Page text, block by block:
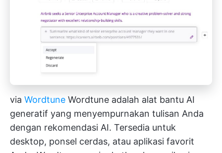
via Wordtune Wordtune adalah alat bantu AI
generatif yang menyempurnakan tulisan Anda
dengan rekomendasi AI. Tersedia untuk
desktop, ponsel cerdas, atau aplikasi favorit